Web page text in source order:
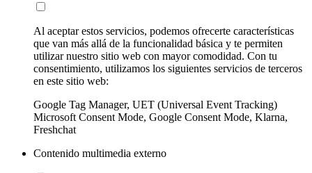
Al aceptar estos servicios, podemos ofrecerte características
que van más allá de la funcionalidad básica y te permiten
utilizar nuestro sitio web con mayor comodidad. Con tu
consentimiento, utilizamos los siguientes servicios de terceros
en este sitio web:
Google Tag Manager, UET (Universal Event Tracking)
Microsoft Consent Mode, Google Consent Mode, Klarna,
Freshchat
Contenido multimedia externo